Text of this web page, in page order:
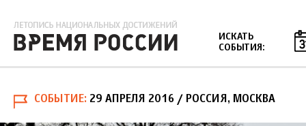
ИСКАТЬ
СОБЫТИЯ:
СОБЫТИЕ 29 АПРЕЛЯ 2016 / РОССИЯ, МОСКВА